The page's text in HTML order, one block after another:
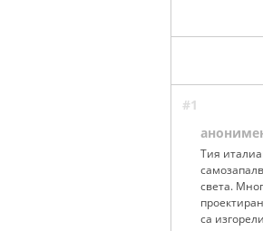
#1
Тия
света.
са